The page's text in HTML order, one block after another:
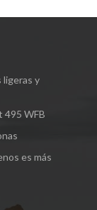
ligeras y
495 WFB
es más